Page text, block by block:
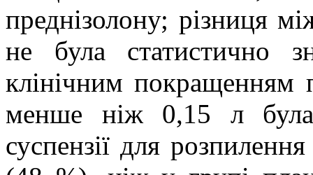
преднізолону; різниця
не була статистично
клінічним покращенням
менше ніж 0,15 л
суспензії для